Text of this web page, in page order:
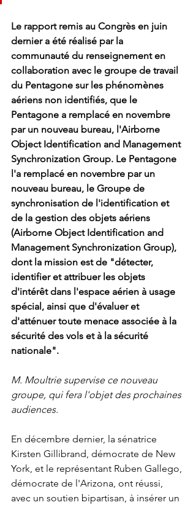
Le rapport remis au Congrès en juin
dernier a été réalisé par la
communauté du renseignement en
collaboration avec le groupe de travail
du Pentagone sur les phénomènes
aériens non identifiés, que le
Pentagone a remplacé en novembre
par un nouveau bureau, l'Airborne
Object Identification and Management
Synchronization Group. Le Pentagone
l'a remplacé en novembre par un
nouveau bureau, le Groupe de
synchronisation de l'identification et
de la gestion des objets aériens
(Airborne Object Identification and
Management Synchronization Group),
dont la mission est de "détecter,
identifier et attribuer les objets
d'intérêt dans l'espace aérien à usage
spécial, ainsi que d'évaluer et
d'atténuer toute menace associée à la
sécurité des vols et à la sécurité
nationale".
M. Moultrie supervise ce nouveau
groupe, qui fera l'objet des prochaines
audiences.
En décembre dernier, la sénatrice
Kirsten Gillibrand, démocrate de New
York, et le représentant Ruben Gallego,
démocrate de l'Arizona, ont réussi,
avec un soutien bipartisan, à insérer un